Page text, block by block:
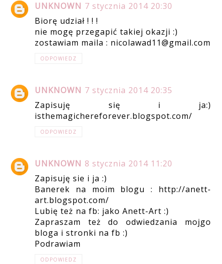
UNKNOWN 7 stycznia 2014 20:30
Biorę udział ! ! !
nie mogę przegapić takiej okazji :)
zostawiam maila : nicolawad11@gmail.com
ODPOWIEDZ
UNKNOWN 7 stycznia 2014 20:35
Zapisuję się i ja:)
isthemagichereforever.blogspot.com/
ODPOWIEDZ
UNKNOWN 8 stycznia 2014 11:20
Zapisuję sie i ja :)
Banerek na moim blogu : http://anett-
art.blogspot.com/
Lubię też na fb: jako Anett-Art :)
Zapraszam też do odwiedzania mojgo
bloga i stronki na fb :)
Podrawiam
ODPOWIEDZ